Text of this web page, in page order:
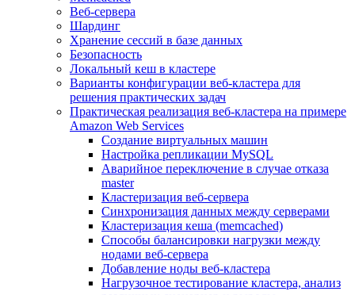
Веб-сервера
Шардинг
Хранение сессий в базе данных
Безопасность
Локальный кеш в кластере
Варианты конфигурации веб-кластера для
решения практических задач
Практическая реализация веб-кластера на примере
Amazon Web Services
Создание виртуальных машин
Настройка репликации MySQL
Аварийное переключение в случае отказа
master
Кластеризация веб-сервера
Синхронизация данных между серверами
Кластеризация кеша (memcached)
Способы балансировки нагрузки между
нодами веб-сервера
Добавление ноды веб-кластера
Нагрузочное тестирование кластера, анализ